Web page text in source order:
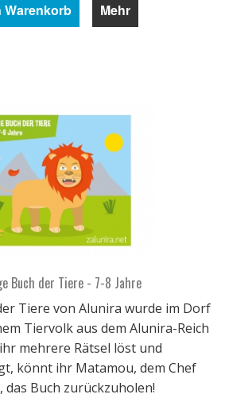
Warenkorb Mehr
Buch der Tiere - 7-8 Jahre
Tiere von Alunira wurde im Dorf
Tiervolk aus dem Alunira-Reich
mehrere Rätsel löst und
könnt ihr Matamou, dem Chef
das Buch zurückzuholen!